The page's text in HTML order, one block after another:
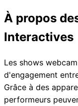
À propos
Interactives
Les shows
d'engagement
Grâce à des
performeurs